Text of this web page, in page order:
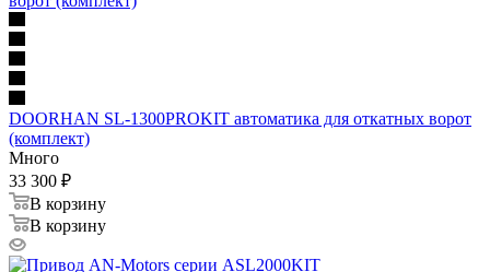
DOORHAN SL-1300PROKIT автоматика для откатных ворот
(комплект)
Много
33 300 ₽
В корзину
В корзину